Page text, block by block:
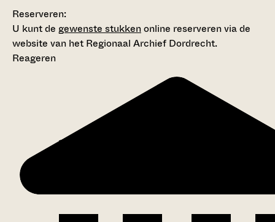
Reserveren:
U kunt de gewenste stukkenonline reserveren via de
website van het Regionaal Archief Dordrecht.
Reageren